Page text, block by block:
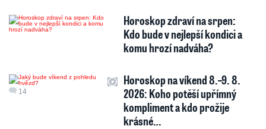
Horoskop zdraví na srpen:
Kdo bude v nejlepší kondici a
komu hrozí nadváha?
14
Horoskop na víkend 8.–9. 8.
2026: Koho potěší upřímný
kompliment a kdo prožije
krásné…